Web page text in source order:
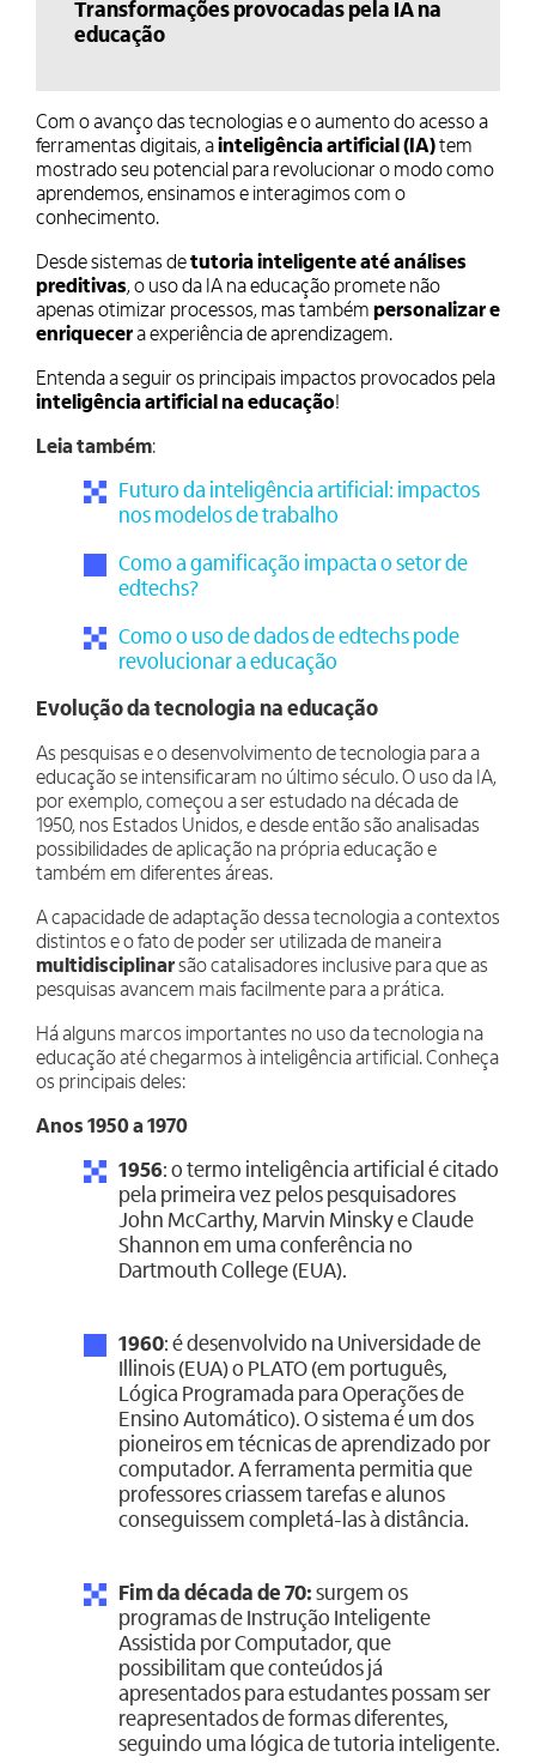
Transformações provocadas pela IA na
educação
Com o avanço das tecnologias e o aumento do acesso a
ferramentas digitais, ainteligência artificial (IA)tem
mostrado seu potencial para revolucionar o modo como
aprendemos, ensinamos e interagimos com o
conhecimento.
Desde sistemas detutoria inteligente até análises
preditivas, o uso da IA na educação promete não
apenas otimizar processos, mas também personalizar e
enriquecera experiência de aprendizagem.
Entenda a seguir os principais impactos provocados pela
inteligência artificial na educação!
Leia também:
Futuro da inteligência artificial: impactos
nos modelos de trabalho
Como a gamificação impacta o setor de
edtechs?
Como o uso de dados de edtechs pode
revolucionar a educação
Evolução da tecnologia na educação
As pesquisas e o desenvolvimento de tecnologia para a
educação se intensificaram no último século. O uso da IA,
por exemplo, começou a ser estudado na década de
1950, nos Estados Unidos, e desde então são analisadas
possibilidades de aplicação na própria educação e
também em diferentes áreas.
A capacidade de adaptação dessa tecnologia a contextos
distintos e o fato de poder ser utilizada de maneira
multidisciplinarsão catalisadores inclusive para que as
pesquisas avancem mais facilmente para a prática.
Há alguns marcos importantes no uso da tecnologia na
educação até chegarmos à inteligência artificial. Conheça
os principais deles:
Anos 1950 a 1970
1956: o termo inteligência artificial é citado
pela primeira vez pelos pesquisadores
John McCarthy, Marvin Minsky e Claude
Shannon em uma conferência no
Dartmouth College (EUA).
1960: é desenvolvido na Universidade de
Illinois (EUA) o PLATO (em português,
Lógica Programada para Operações de
Ensino Automático). O sistema é um dos
pioneiros em técnicas de aprendizado por
computador. A ferramenta permitia que
professores criassem tarefas e alunos
conseguissem completá-las à distância.
Fim da década de 70: surgem os
programas de Instrução Inteligente
Assistida por Computador, que
possibilitam que conteúdos já
apresentados para estudantes possam ser
reapresentados de formas diferentes,
seguindo uma lógica de tutoria inteligente.